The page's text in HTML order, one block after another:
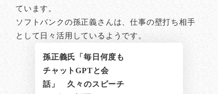
ています。
ソフトバンクの孫正義さんは、仕事の壁打ち相手
として日々活用しているようです。
孫正義氏「毎日何度も
チャットGPTと会
話」 久々のスピーチ